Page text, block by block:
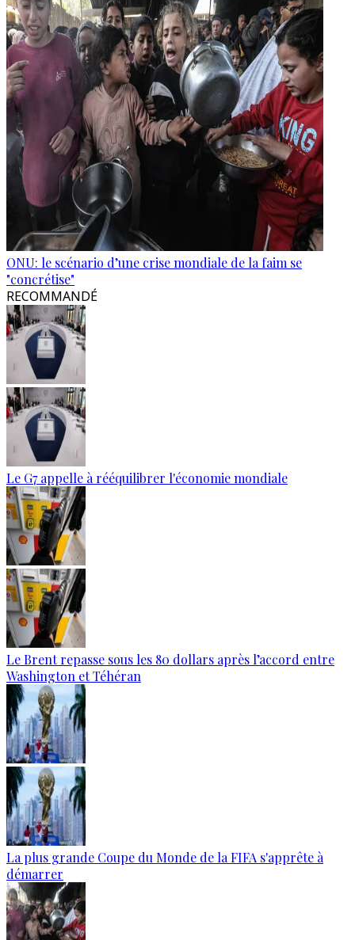
ONU: le scénario d’une crise mondiale de la faim se
"concrétise"
RECOMMANDÉ
Le G7 appelle à rééquilibrer l'économie mondiale
Le Brent repasse sous les 80 dollars après l’accord entre
Washington et Téhéran
La plus grande Coupe du Monde de la FIFA s'apprête à
démarrer